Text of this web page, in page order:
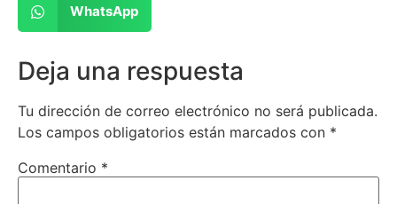
WhatsApp
Deja una respuesta
Tu dirección de correo electrónico no será publicada.
Los campos obligatorios están marcados con *
Comentario *